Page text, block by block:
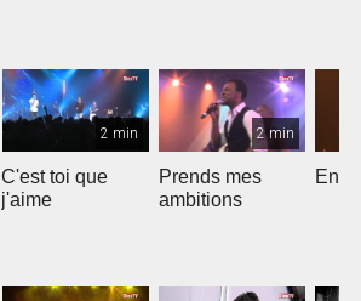
2 min
C'est toi que
j'aime
2 min
Prends mes
ambitions